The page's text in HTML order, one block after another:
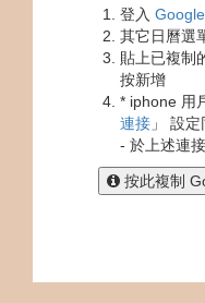
登入
其它日曆選
貼上已複制
按新增
* iphone 用
連接 」 設
- 於上述連
按此複制